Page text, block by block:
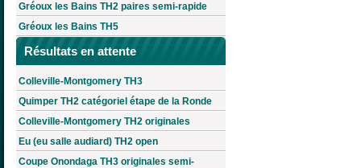
Gréoux les Bains TH2 paires semi-rapide
Gréoux les Bains TH5
Résultats en attente
Colleville-Montgomery TH3
Quimper TH2 catégoriel étape de la Ronde
Colleville-Montgomery TH2 originales
Eu (eu salle audiard) TH2 open
Coupe Onondaga TH3 originales semi-